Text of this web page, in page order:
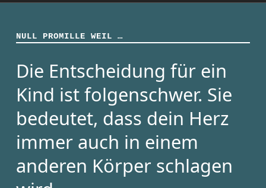
NULL PROMILLE WEIL …
Die Entscheidung für ein
Kind ist folgenschwer. Sie
bedeutet, dass dein Herz
immer auch in einem
anderen Körper schlagen